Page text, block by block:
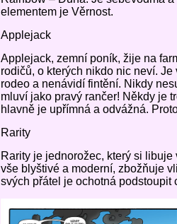
elementem je Věrnost.
Applejack
Applejack, zemní poník, žije na
rodičů, o kterých nikdo nic neví.
rodeo a nenávidí fintění. Nikdy
mluví jako pravý rančer! Někdy je
hlavně je upřímná a odvážná.
Rarity
Rarity je jednorožec, který si
vše blyštivé a moderní, zbožňuje
svých přátel je ochotná podstoupit